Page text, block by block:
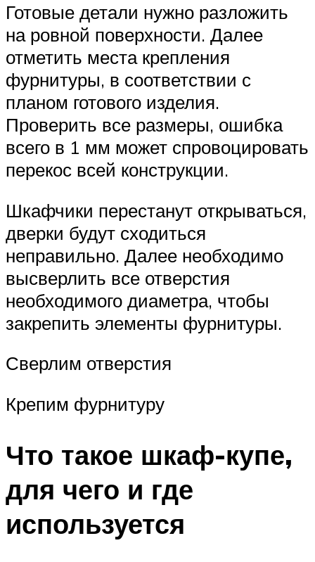
Готовые детали нужно разложить
на ровной поверхности. Далее
отметить места крепления
фурнитуры, в соответствии с
планом готового изделия.
Проверить все размеры, ошибка
всего в 1 мм может спровоцировать
перекос всей конструкции.
Шкафчики перестанут открываться,
дверки будут сходиться
неправильно. Далее необходимо
высверлить все отверстия
необходимого диаметра, чтобы
закрепить элементы фурнитуры.
Сверлим отверстия
Крепим фурнитуру
Что такое шкаф-купе,
для чего и где
используется